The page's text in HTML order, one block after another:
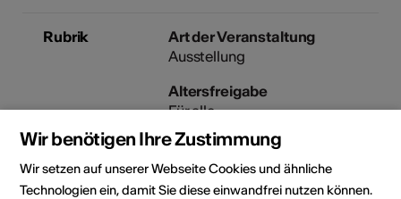
Rubrik
Art der Veranstaltung
Ausstellung
Altersfreigabe
Für alle
Veranstaltungsort
Wir benötigen Ihre Zustimmung
Wir setzen auf unserer Webseite Cookies und ähnliche
Technologien ein, damit Sie diese einwandfrei nutzen können.